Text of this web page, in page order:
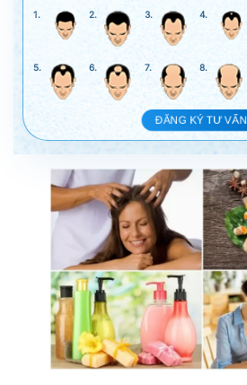
1. 2. 3. 4.
5. 6. 7. 8.
ĐĂNG KÝ TƯ VẤN